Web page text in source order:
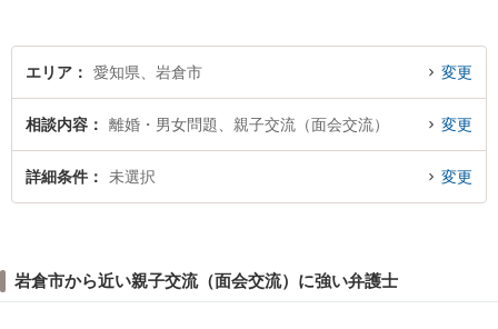
エリア 愛知県、岩倉市 変更
相談内容 離婚・男女問題、親子交流（面会交流） 変更
詳細条件 未選択 変更
岩倉市から近い親子交流（面会交流）に強い弁護士